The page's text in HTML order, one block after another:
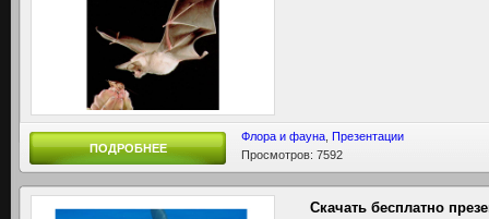
ПОДРОБНЕЕ
Флора и фауна Презентации
Просмотров: 7592
Скачать бесплатно